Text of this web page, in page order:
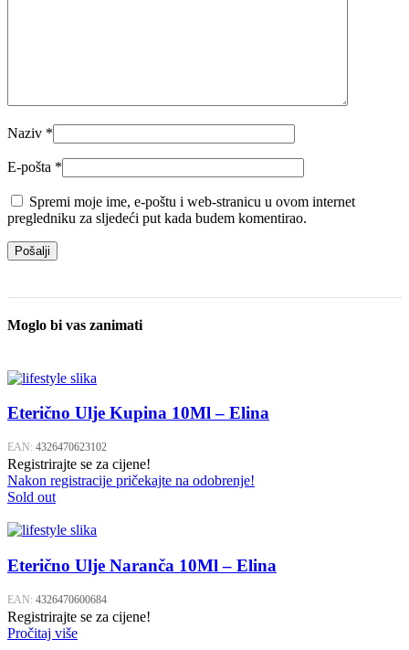
Naziv *
E-pošta *
Spremi moje ime, e-poštu i web-stranicu u ovom internet
pregledniku za sljedeći put kada budem komentirao.
Moglo bi vas zanimati
Eterično Ulje Kupina 10Ml – Elina
EAN: 4326470623102
Registrirajte se za cijene!
Nakon registracije pričekajte na odobrenje!
Sold out
Eterično Ulje Naranča 10Ml – Elina
EAN: 4326470600684
Registrirajte se za cijene!
Pročitaj više